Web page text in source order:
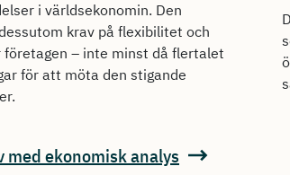
i världsekonomin. Den
krav på flexibilitet och
– inte minst då flertalet
för att möta den stigande
ekonomisk analys